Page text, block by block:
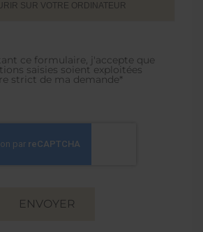
SUR VOTRE ORDINATEUR
ce formulaire, j'accepte que
saisies soient exploitées
strict de ma demande*